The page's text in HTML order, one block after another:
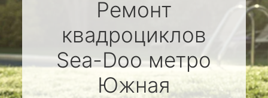
Ремонт
квадроциклов
Sea-Dooметро
Южная